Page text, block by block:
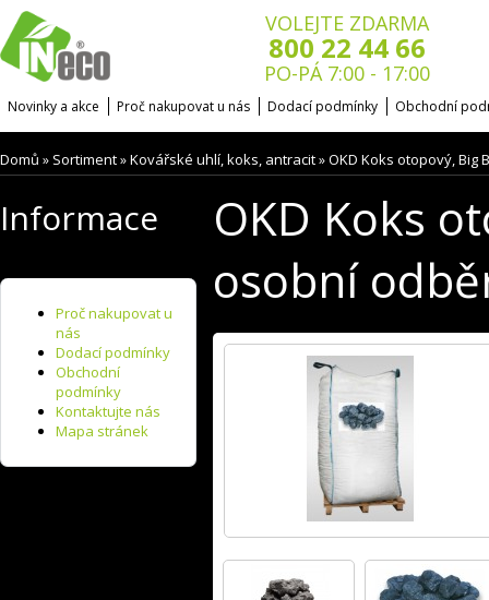
VOLEJTE ZDARMA
800 22 44 66
PO-PÁ 7:00 - 17:00
Novinky a akce Proč nakupovat u nás Dodací podmínky Obchodní
Domů » Sortiment»Kovářské uhlí, koks, antracit»OKD Koks otopový, Big
Informace
Proč nakupovat u
nás
Dodací podmínky
Obchodní
podmínky
Kontaktujte nás
Mapa stránek
OKD Koks
osobní